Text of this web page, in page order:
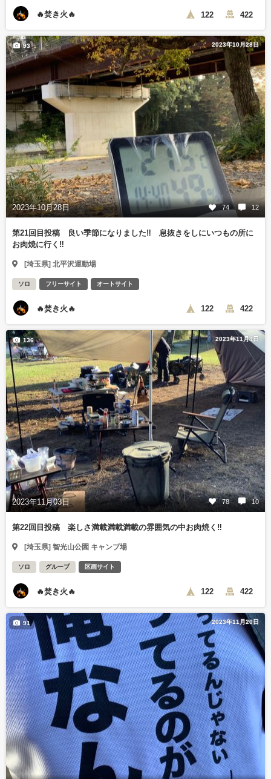
🔥焚き火🔥 122 422
2023年10月28日
2023年10月28日 74 12
93
第21回目投稿 良い季節になりました‼️ 息抜きをしにいつもの所に
お肉焼に行く‼️
[埼玉県] 北平沢運動場
ソロ フリーサイト オートサイト
🔥焚き火🔥 122 422
2023年11月4日
2023年11月03日 78 10
136
第22回目投稿 楽しさ満載満載満載の雰囲気の中お肉焼く‼️
[埼玉県] 智光山公園 キャンプ場
ソロ グループ 区画サイト
🔥焚き火🔥 122 422
2023年11月20日
91